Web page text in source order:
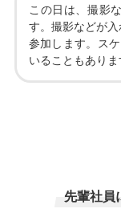
この日は、撮影
す。撮影などが
参加します。ス
いることもありま
先輩社員